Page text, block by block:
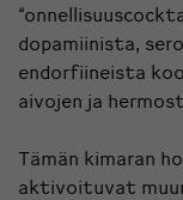
dopamiinista,
endorfiineista
aivojen ja
Tämän kimaran
aktivoituvat